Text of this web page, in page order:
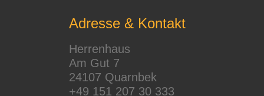
Adresse & Kontakt
Herrenhaus
Am Gut 7
24107 Quarnbek
+49 151 207 30 333